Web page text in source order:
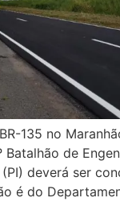
135 no
Batalhão de
deverá ser
é do